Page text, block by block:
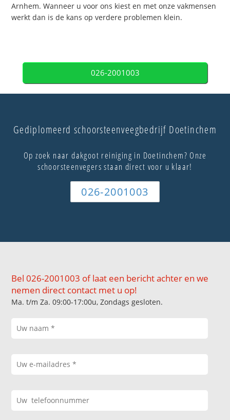
Arnhem. Wanneer u voor ons kiest en met onze vakmensen
werkt dan is de kans op verdere problemen klein.
026-2001003
Gediplomeerd schoorsteenveegbedrijf Doetinchem
Op zoek naar dakgoot reiniging in Doetinchem? Onze
schoorsteenvegers staan direct voor u klaar!
026-2001003
Bel 026-2001003 of laat een bericht achter en we
nemen direct contact met u op!
Ma. t/m Za. 09:00-17:00u, Zondags gesloten.